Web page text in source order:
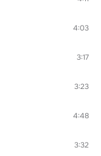
4:03
3:17
3:23
4:48
3:32